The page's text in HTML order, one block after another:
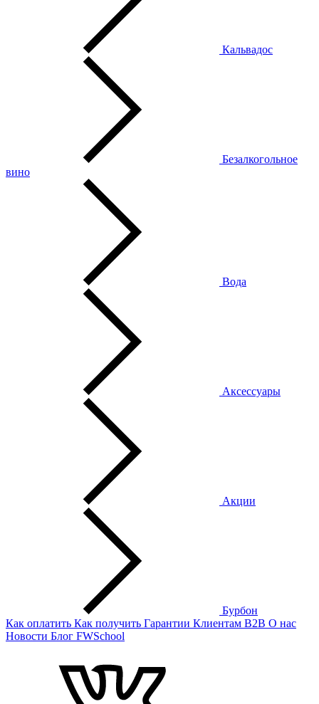
Кальвадос
Безалкогольное
вино
Вода
Аксессуары
Акции
Бурбон
Как оплатить Как получить Гарантии Клиентам B2B О нас
Новости Блог FWSchool